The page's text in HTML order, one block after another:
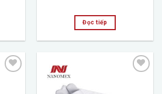
Đọc tiếp